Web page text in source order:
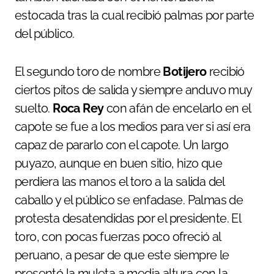
estocada tras la cual recibió palmas por parte
del público.
El segundo toro de nombreBotijerorecibió
ciertos pitos de salida y siempre anduvo muy
suelto. Roca Reycon afán de encelarlo en el
capote se fue a los medios para ver si así era
capaz de pararlo con el capote. Un largo
puyazo, aunque en buen sitio, hizo que
perdiera las manos el toro a la salida del
caballo y el público se enfadase. Palmas de
protesta desatendidas por el presidente. El
toro, con pocas fuerzas poco ofreció al
peruano, a pesar de que este siempre le